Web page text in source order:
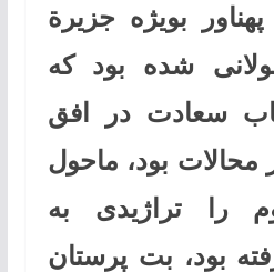
بویژه جزيرة
شده بود که
سعادت در افق
محالات بود، ماحول
را تراژیدی به
بود، بت پرستان